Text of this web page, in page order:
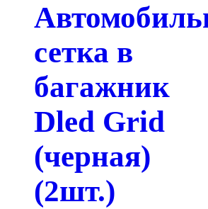
сетка в
багажник
Dled Grid
(черная)
(2шт.)